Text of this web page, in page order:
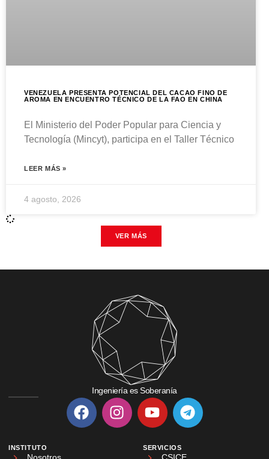
VENEZUELA PRESENTA POTENCIAL DEL CACAO FINO DE
AROMA EN ENCUENTRO TÉCNICO DE LA FAO EN CHINA
El Ministerio del Poder Popular para Ciencia y
Tecnología (Mincyt), participa en el Taller Técnico
LEER MÁS »
4 agosto, 2026
VER MÁS
Ingeniería es Soberanía
INSTITUTO SERVICIOS